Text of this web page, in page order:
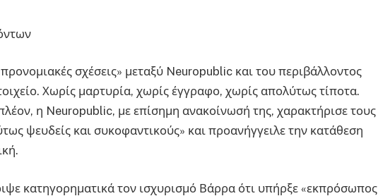
σχέσεις» μεταξύ Neuropublic και του περιβάλλοντος
Χωρίς μαρτυρία, χωρίς έγγραφο, χωρίς απολύτως τίποτα.
η Neuropublic, με επίσημη ανακοίνωσή της, χαρακτήρισε τους
ψευδείς και συκοφαντικούς» και προανήγγειλε την κατάθεση
κατηγορηματικά τον ισχυρισμό Βάρρα ότι υπήρξε «εκπρόσωπος